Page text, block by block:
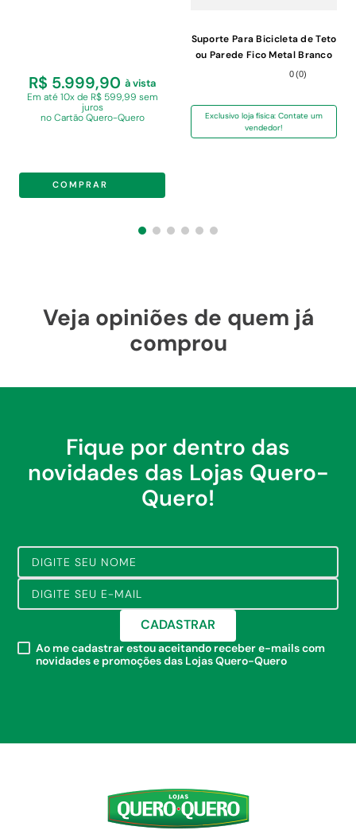
R$ 5.999,90 à vista
Em até 10x de R$ 599,99 sem
juros
no Cartão Quero-Quero
COMPRAR
Suporte Para Bicicleta de Teto
ou Parede Fico Metal Branco
0(0)
Exclusivo loja física: Contate um
vendedor!
Veja opiniões de quem já
comprou
Fique por dentro das
novidades das Lojas Quero-
Quero!
CADASTRAR
Ao me cadastrar estou aceitando receber e-mails com
novidades e promoções das Lojas Quero-Quero